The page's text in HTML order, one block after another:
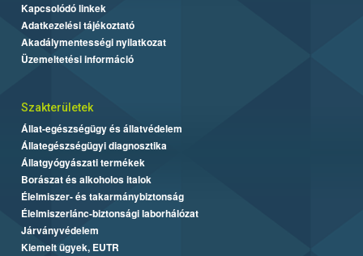
Kapcsolódó linkek
Adatkezelési tájékoztató
Akadálymentességi nyilatkozat
Üzemeltetési információ
Szakterületek
Állat-egészségügy és állatvédelem
Állategészségügyi diagnosztika
Állatgyógyászati termékek
Borászat és alkoholos italok
Élelmiszer- és takarmánybiztonság
Élelmiszerlánc-biztonsági laborhálózat
Járványvédelem
Kiemelt ügyek, EUTR